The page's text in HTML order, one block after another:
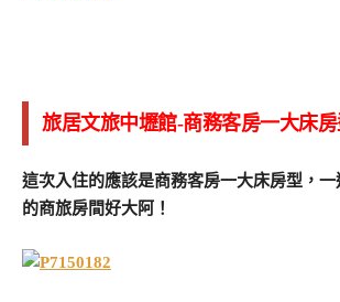
旅居文旅中壢館-商務客房一大床
這次入住的應該是商務客房一大床房型，
的商旅房間好大阿！